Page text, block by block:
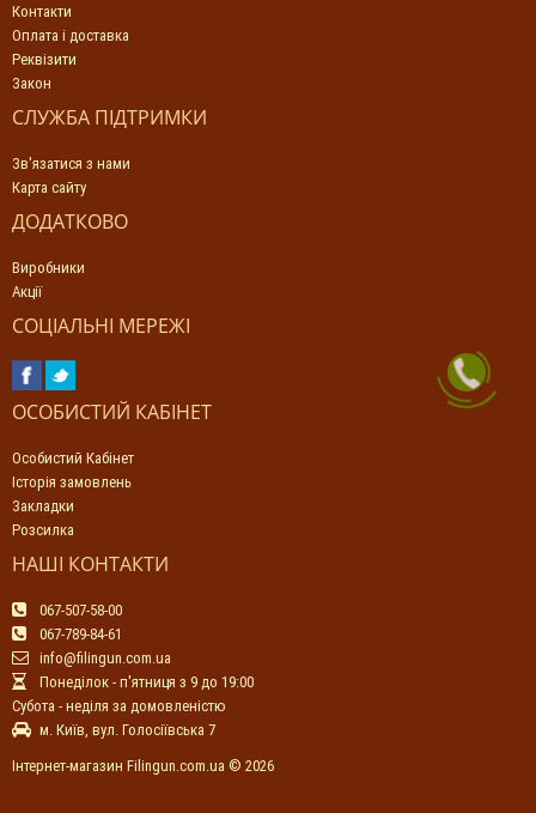
Контакти
Оплата і доставка
Реквізити
Закон
СЛУЖБА ПІДТРИМКИ
Зв'язатися з нами
Карта сайту
ДОДАТКОВО
Виробники
Акції
СОЦІАЛЬНІ МЕРЕЖІ
ОСОБИСТИЙ КАБІНЕТ
Особистий Кабінет
Історія замовлень
Закладки
Розсилка
НАШІ КОНТАКТИ
067-507-58-00
067-789-84-61
info@filingun.com.ua
Понеділок - п'ятниця з 9 до 19:00
Субота - неділя за домовленістю
м. Київ, вул. Голосіївська 7
Інтернет-магазин Filingun.com.ua © 2026